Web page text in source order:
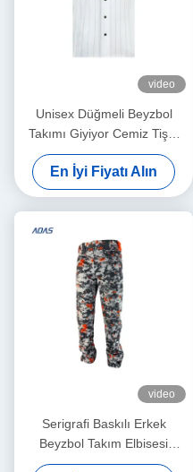
video
Unisex Düğmeli Beyzbol
Takımı Giyiyor Cemiz Tişör
Nefes Alıcı Poliester Özel
En İyi Fiyatı Alın
video
Serigrafi Baskılı Erkek
Beyzbol Takım Elbisesi
Tamamı Baskılı Nakışlı Grafit